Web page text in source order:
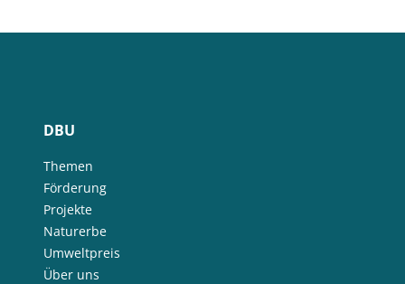
DBU
Themen
Förderung
Projekte
Naturerbe
Umweltpreis
Über uns